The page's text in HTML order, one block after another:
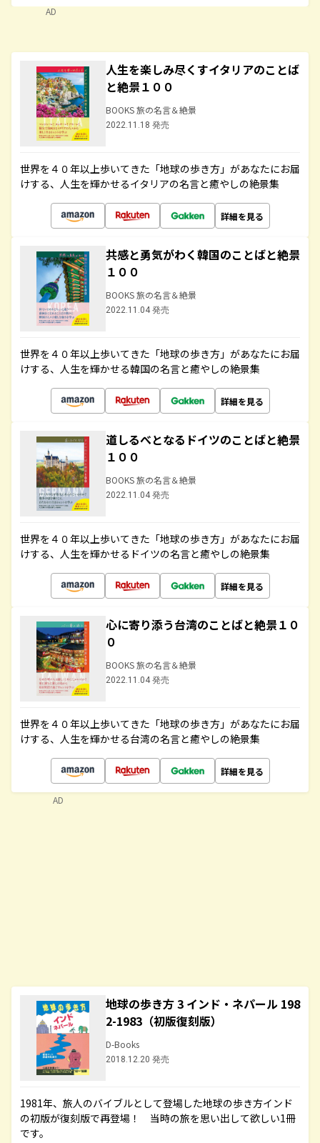
AD
人生を楽しみ尽くすイタリアのことば
と絶景１００
BOOKS 旅の名言＆絶景
2022.11.18 発売
世界を４０年以上歩いてきた「地球の歩き方」があなたにお届
けする、人生を輝かせるイタリアの名言と癒やしの絶景集
詳細を見る
共感と勇気がわく韓国のことばと絶景
１００
BOOKS 旅の名言＆絶景
2022.11.04 発売
世界を４０年以上歩いてきた「地球の歩き方」があなたにお届
けする、人生を輝かせる韓国の名言と癒やしの絶景集
詳細を見る
道しるべとなるドイツのことばと絶景
１００
BOOKS 旅の名言＆絶景
2022.11.04 発売
世界を４０年以上歩いてきた「地球の歩き方」があなたにお届
けする、人生を輝かせるドイツの名言と癒やしの絶景集
詳細を見る
心に寄り添う台湾のことばと絶景１０
０
BOOKS 旅の名言＆絶景
2022.11.04 発売
世界を４０年以上歩いてきた「地球の歩き方」があなたにお届
けする、人生を輝かせる台湾の名言と癒やしの絶景集
詳細を見る
地球の歩き方 3 インド・ネパール 198
2-1983（初版復刻版）
D-Books
2018.12.20 発売
1981年、旅人のバイブルとして登場した地球の歩き方インド
の初版が復刻版で再登場！ 当時の旅を思い出して欲しい1冊
です。
AD